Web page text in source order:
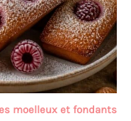
moelleux et fondants